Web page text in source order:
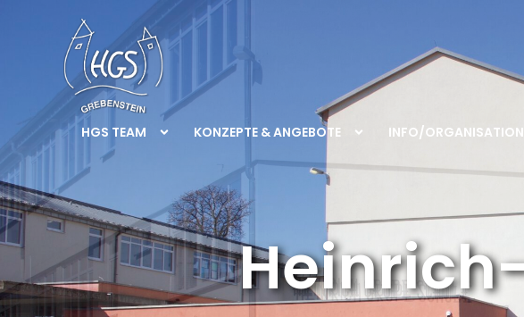
HGS TEAM KONZEPTE & ANGEBOTE INFO/ORGANISATION